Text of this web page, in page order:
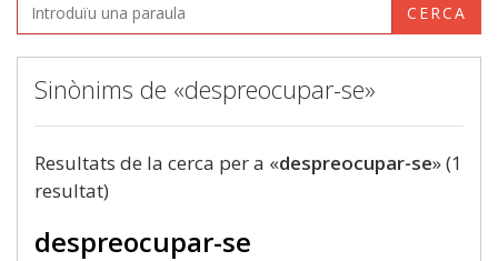
CERCA
Sinònims de «despreocupar-se»
Resultats de la cerca per a «despreocupar-se» (1
resultat)
despreocupar-se